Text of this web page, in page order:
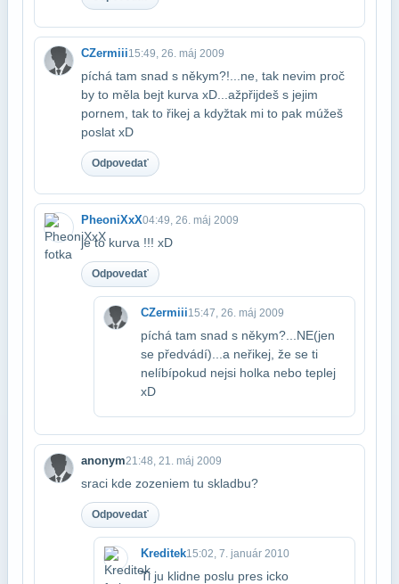
CZermiii15:49, 26. máj 2009
píchá tam snad s někym?!...ne, tak nevim proč
by to měla bejt kurva xD...až​přijdeš s jejim
pornem, tak to řikej a kdyžtak mi to pak múžeš
poslat xD
Odpovedať
PheoniXxX04:49, 26. máj 2009
je to kurva !!! xD
Odpovedať
CZermiii15:47, 26. máj 2009
píchá tam snad s někym?...NE(jen
se předvádí)...a neřikej, že se ti
nelíbí​pokud nejsi holka nebo teplej
xD
anonym21:48, 21. máj 2009
sraci kde zozeniem tu skladbu?
Odpovedať
Kreditek15:02, 7. január 2010
Ti ju klidne poslu pres icko